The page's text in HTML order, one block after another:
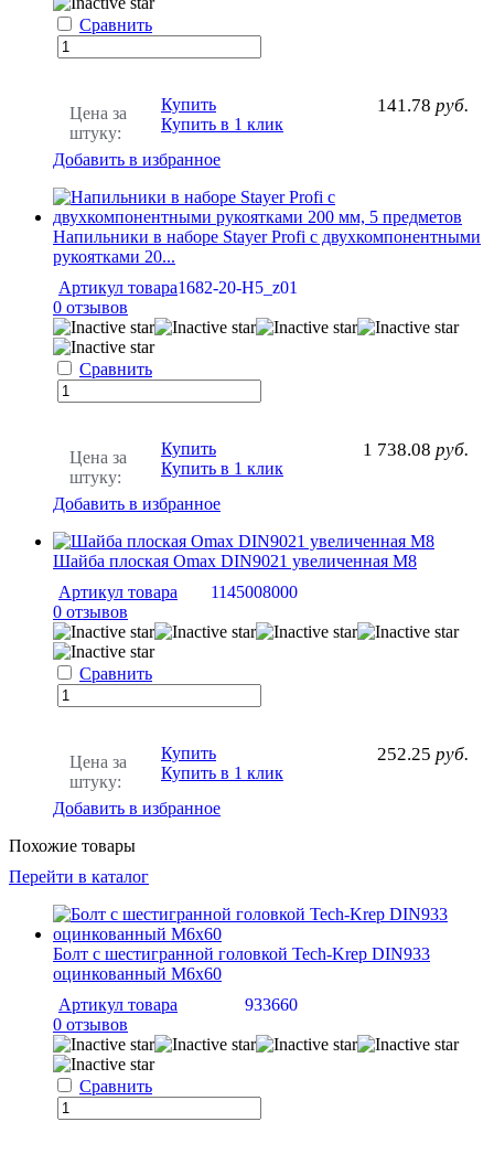
Сравнить
Цена за
штуку:
141.78 руб.
Купить
Купить в 1 клик
Добавить в избранное
Напильники в наборе Stayer Profi с двухкомпонентными
рукоятками 20...
Артикул товара1682-20-H5_z01
0 отзывов
Сравнить
Цена за
штуку:
1 738.08 руб.
Купить
Купить в 1 клик
Добавить в избранное
Шайба плоская Omax DIN9021 увеличенная M8
Артикул товара
1145008000
0 отзывов
Сравнить
Цена за
штуку:
252.25 руб.
Купить
Купить в 1 клик
Добавить в избранное
Похожие товары
Перейти в каталог
Болт с шестигранной головкой Tech-Krep DIN933
оцинкованный М6х60
Артикул товара
933660
0 отзывов
Сравнить